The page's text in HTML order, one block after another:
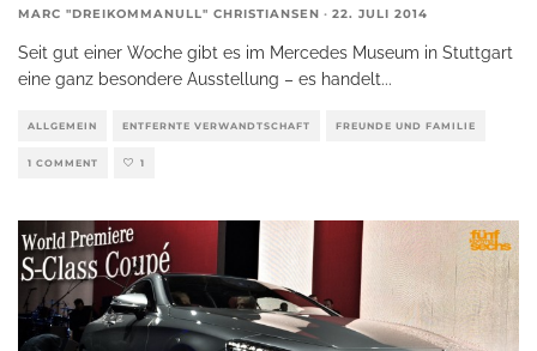
MARC "DREIKOMMANULL" CHRISTIANSEN · 22. JULI 2014
Seit gut einer Woche gibt es im Mercedes Museum in Stuttgart
eine ganz besondere Ausstellung – es handelt...
ALLGEMEIN ENTFERNTE VERWANDTSCHAFT FREUNDE UND FAMILIE
1 COMMENT 1